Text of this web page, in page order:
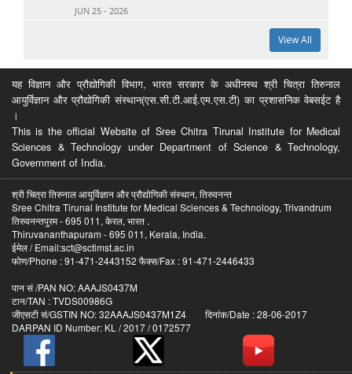
JUN 25 - 2026
View All
यह विज्ञान और प्रौद्योगिकी विभाग, भारत सरकार के अधीनस्थ श्री चित्रा तिरुनाल
आयुर्विज्ञान और प्रौद्योगिकी संस्थान(एस.सी.टी.आई.एम.एस.टी) का प्रशासनिक वेबसईट है
।
This is the official Website of Sree Chitra Tirunal Institute for Medical
Sciences & Technology under Department of Science & Technology,
Government of India.
श्री चित्रा तिरुनाल आयुर्विज्ञान और प्रौद्योगिकी संस्थान, तिरुवनन्त
Sree Chitra Tirunal Institute for Medical Sciences & Technology, Trivandrum
तिरुवनन्तपुरम - 695 011, केरल, भारत .
Thiruvananthapuram - 695 011, Kerala, India.
ईमेल / Email:sct@sctimst.ac.in
फोण/Phone : 91-471-2443152 फैक्स/Fax : 91-471-2446433
पान सं /PAN NO: AAAJS0437M
टान/TAN : TVDS00986G
जीएसटी सं/GSTIN NO: 32AAAJS0437M1Z4 दिनांक/Date : 28-06-2017
DARPAN ID Number: KL / 2017 / 0172577